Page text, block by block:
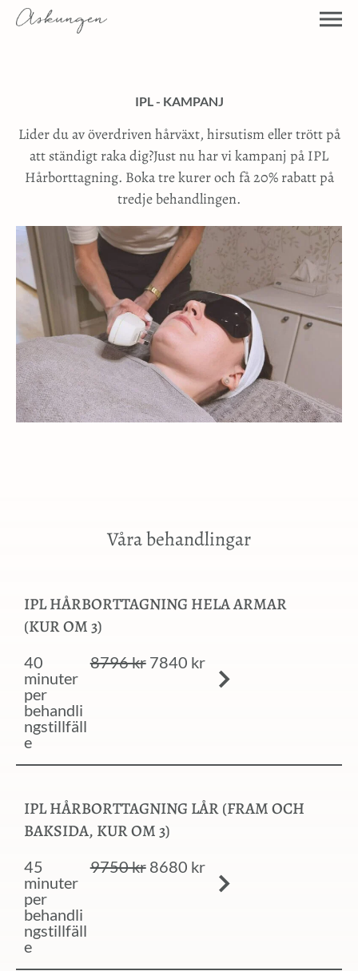
IPL - KAMPANJ
Lider du av överdriven hårväxt, hirsutism eller trött på
att ständigt raka dig?Just nu har vi kampanj på IPL
Hårborttagning. Boka tre kurer och få 20% rabatt på
tredje behandlingen.
Våra behandlingar
IPL HÅRBORTTAGNING HELA ARMAR
(KUR OM 3)
40
minuter
per
behandli
ngstillfäll
e
8796 kr7840 kr
IPL HÅRBORTTAGNING LÅR (FRAM OCH
BAKSIDA, KUR OM 3)
45
minuter
per
behandli
ngstillfäll
e
9750 kr8680 kr